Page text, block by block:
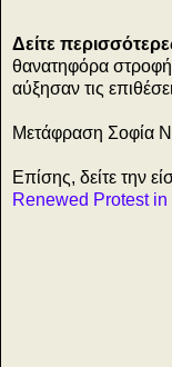
Δείτε
θανατηφόρα
αύξησαν τις
Μετάφραση Σοφία
Επίσης, δείτε την
Renewed Protest in